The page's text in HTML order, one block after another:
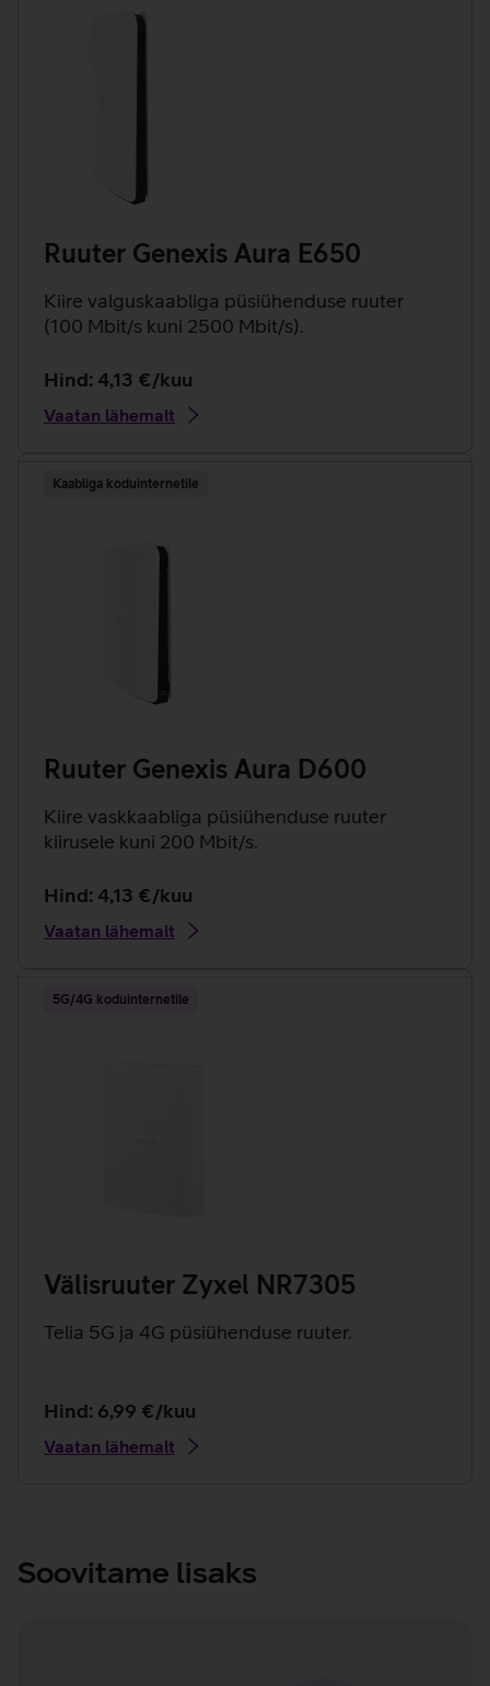
Ruuter Genexis Aura E650
Kiire valguskaabliga püsiühenduse ruuter
(100 Mbit/s kuni 2500 Mbit/s).
Hind: 4,13 €/kuu
Vaatan lähemalt
Kaabliga koduinternetile
Ruuter Genexis Aura D600
Kiire vaskkaabliga püsiühenduse ruuter
kiirusele kuni 200 Mbit/s.
Hind: 4,13 €/kuu
Vaatan lähemalt
5G/4G koduinternetile
Välisruuter Zyxel NR7305
Telia 5G ja 4G püsiühenduse ruuter.
Hind: 6,99 €/kuu
Vaatan lähemalt
Soovitame lisaks